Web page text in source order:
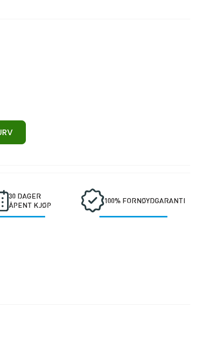
30 DAGER
ÅPENT KJØP
100% FORNØYDGARANTI